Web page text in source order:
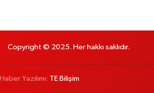
Copyright © 2025. Her hakkı saklıdır.
Haber Yazılımı: TE Bilişim